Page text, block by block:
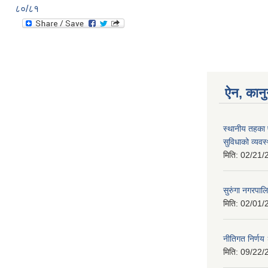
८०/८१
ऐन,
स्थानीय तहका
सुविधाको
मिति: 02/21/
सुरुंगा
मिति: 02/01/
नीतिगत
मिति: 09/22/